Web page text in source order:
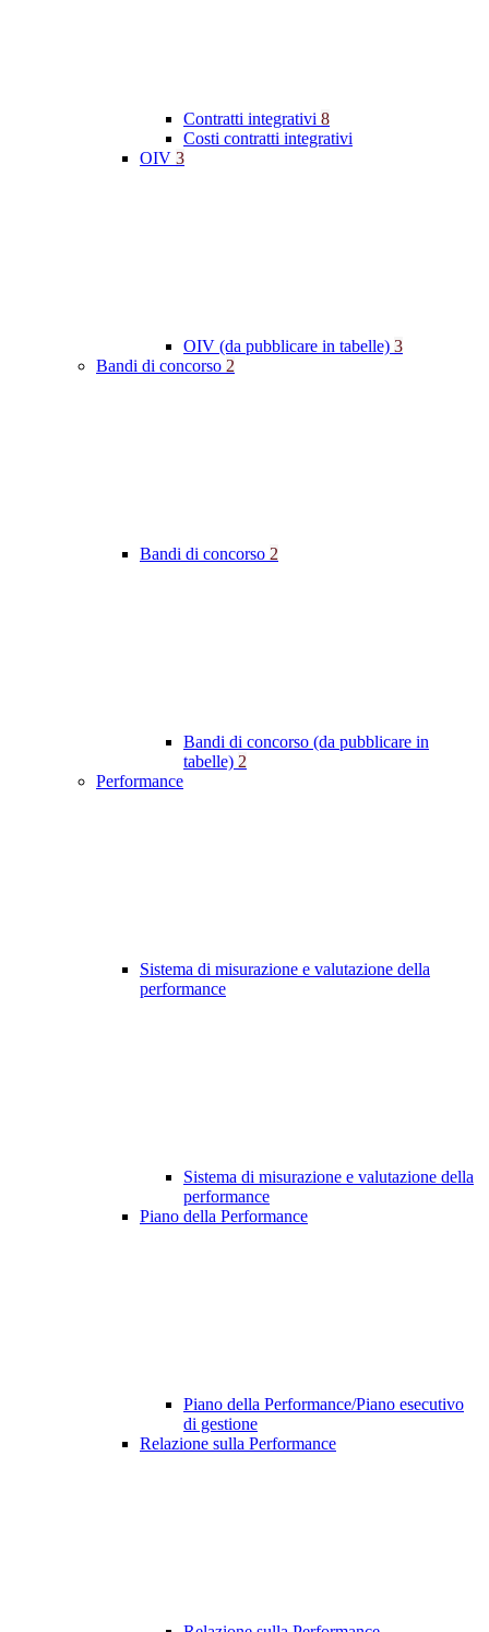
Contratti integrativi 8
Costi contratti integrativi
OIV 3
OIV (da pubblicare in tabelle) 3
Bandi di concorso 2
Bandi di concorso 2
Bandi di concorso (da pubblicare in
tabelle) 2
Performance
Sistema di misurazione e valutazione della
performance
Sistema di misurazione e valutazione della
performance
Piano della Performance
Piano della Performance/Piano esecutivo
di gestione
Relazione sulla Performance